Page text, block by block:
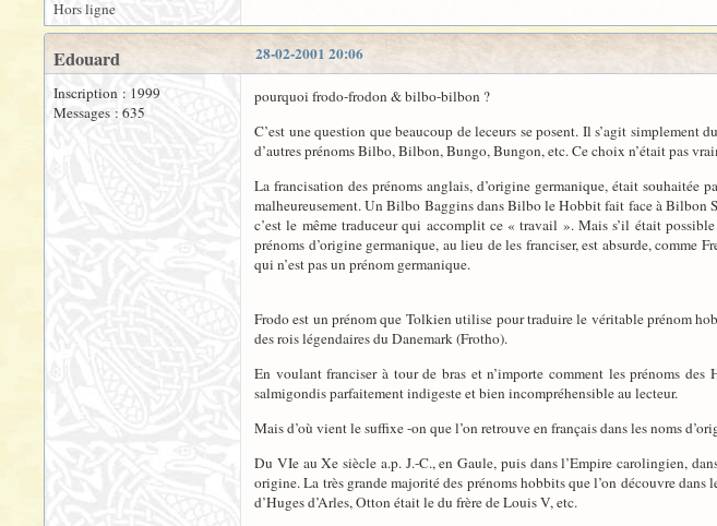
Hors ligne
28-02-2001 20:06
Edouard
Inscription : 1999
Messages : 635
pourquoi frodo-frodon & bilbo-bilbon ?
C’est une question que beaucoup de leceurs se posent. Il s’agit
d’autres prénoms Bilbo, Bilbon, Bungo, Bungon, etc. Ce choix n’était pas
La francisation des prénoms anglais, d’origine germanique, était souhaitée
malheureusement. Un Bilbo Baggins dans Bilbo le Hobbit fait face à Bilbon
c’est le même traduceur qui accomplit ce « travail ». Mais s’il était
prénoms d’origine germanique, au lieu de les franciser, est absurde,
qui n’est pas un prénom germanique.
Frodo est un prénom que Tolkien utilise pour traduire le véritable prénom
des rois légendaires du Danemark (Frotho).
En voulant franciser à tour de bras et n’importe comment les prénoms
salmigondis parfaitement indigeste et bien incompréhensible au lecteur.
Mais d’où vient le suffixe -on que l’on retrouve en français dans les noms
Du VIe au Xe siècle a.p. J.-C., en Gaule, puis dans l’Empire carolingien,
origine. La très grande majorité des prénoms hobbits que l’on découvre
d’Huges d’Arles, Otton était le du frère de Louis V, etc.